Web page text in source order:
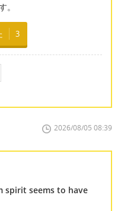
。
3
2026/08/05 08:39
spirit seems to have